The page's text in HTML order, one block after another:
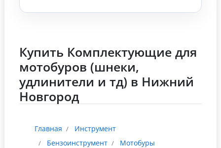
Купить Комплектующие для
мотобуров (шнеки,
удлинители и тд) в Нижний
Новгород
Главная
Инструмент
Бензоинструмент
Мотобуры